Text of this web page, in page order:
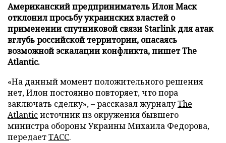
Американский предприниматель Илон Маск
отклонил просьбу украинских властей о
применении спутниковой связи Starlink для атак
вглубь российской территории, опасаясь
возможной эскалации конфликта, пишет The
Atlantic.
«На данный момент положительного решения
нет, Илон постоянно повторяет, что пора
заключать сделку», – рассказал журналуThe
Atlanticисточник из окружения бывшего
министра обороны Украины Михаила Федорова,
передаетТАСС.